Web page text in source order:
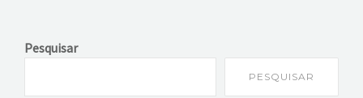
Pesquisar
PESQUISAR